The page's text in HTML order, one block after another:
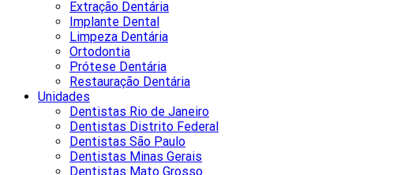
Extração Dentária
Implante Dental
Limpeza Dentária
Ortodontia
Prótese Dentária
Restauração Dentária
Unidades
Dentistas Rio de Janeiro
Dentistas Distrito Federal
Dentistas São Paulo
Dentistas Minas Gerais
Dentistas Mato Grosso